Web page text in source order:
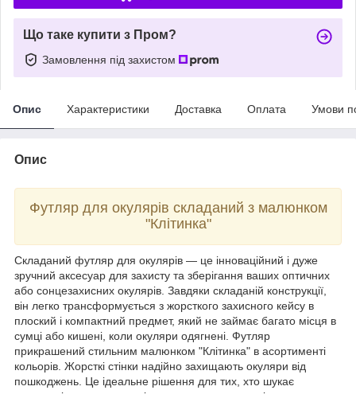
Що таке купити з Пром?
Замовлення під захистом
Опис Характеристики Доставка Оплата Умови
Опис
Футляр для окулярів складаний з малюнком
"Клітинка"
Складаний футляр для окулярів — це інноваційний і дуже
зручний аксесуар для захисту та зберігання ваших оптичних
або сонцезахисних окулярів. Завдяки складаній конструкції,
він легко трансформується з жорсткого захисного кейсу в
плоский і компактний предмет, який не займає багато місця в
сумці або кишені, коли окуляри одягнені. Футляр
прикрашений стильним малюнком "Клітинка" в асортименті
кольорів. Жорсткі стінки надійно захищають окуляри від
пошкоджень. Це ідеальне рішення для тих, хто шукає